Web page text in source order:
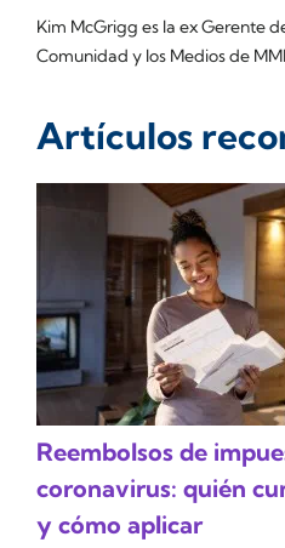
Kim McGrigg es la ex Gerente
Comunidad y los Medios de
Artículos
Reembolsos de
coronavirus: quién
y cómo aplicar